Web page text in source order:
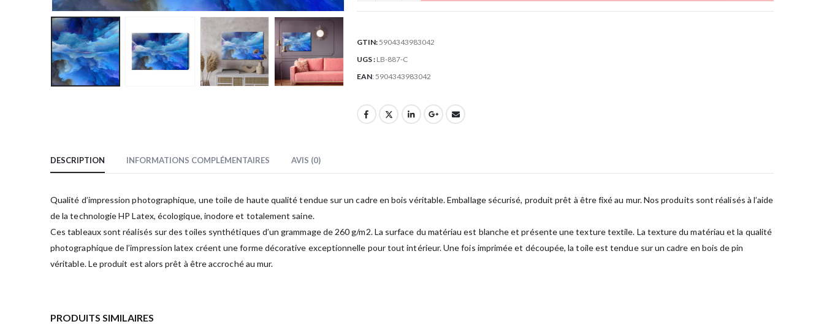
GTIN: 5904343983042
UGS : LB-887-C
EAN: 5904343983042
DESCRIPTION INFORMATIONS COMPLÉMENTAIRES AVIS (0)
Qualité d’impression photographique, une toile de haute qualité tendue sur un cadre en bois véritable. Emballage sécurisé, produit prêt à être fixé au mur. Nos produits sont réalisés à l’aide
de la technologie HP Latex, écologique, inodore et totalement saine.
Ces tableaux sont réalisés sur des toiles synthétiques d’un grammage de 260 g/m2. La surface du matériau est blanche et présente une texture textile. La texture du matériau et la qualité
photographique de l’impression latex créent une forme décorative exceptionnelle pour tout intérieur. Une fois imprimée et découpée, la toile est tendue sur un cadre en bois de pin
véritable. Le produit est alors prêt à être accroché au mur.
PRODUITS SIMILAIRES